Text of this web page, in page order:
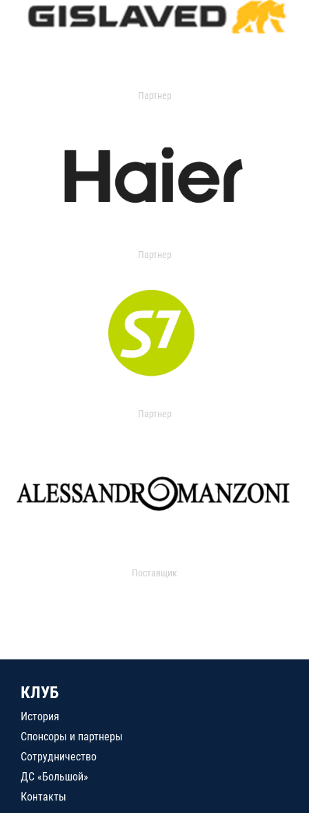
Партнер
Партнер
Партнер
Поставщик
КЛУБ
История
Спонсоры и партнеры
Сотрудничество
ДС «Большой»
Контакты